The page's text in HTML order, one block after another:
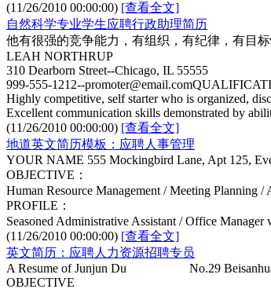
(11/26/2010 00:00:00) [查看全文]
自然科学专业学生应聘行政助理简历
他有很强的竞争能力，有组织，有纪律，有目
LEAH NORTHRUP
310 Dearborn Street--Chicago, IL 55555
999-555-1212--
Highly competitive, self starter who is organized,
Excellent communication skills demonstrated by
(11/26/2010 00:00:00) [查看全文]
地道英文简历模板：应聘人事管理
YOUR NAME 555 Mockingbird Lane, Apt 125,
OBJECTIVE：
Human Resource Management / Meeting Planning /
PROFILE：
Seasoned Administrative Assistant / Office Manager
(11/26/2010 00:00:00) [查看全文]
英文简历：应聘人力资源招聘专员
A Resume of Junjun Du No.29 Beisanhuan
OBJECTIVE